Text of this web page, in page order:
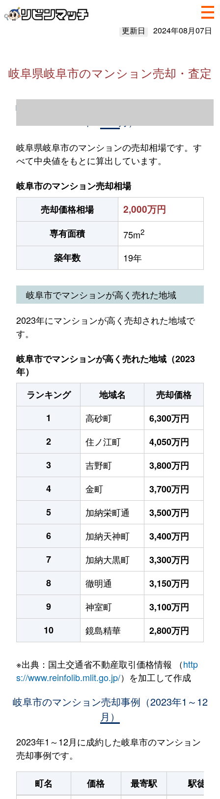
更新日 2024年08月07日
岐阜県岐阜市のマンション売却・査定
岐阜県岐阜市のマンション売却情報（2023
岐阜県岐阜市のマンションの売却相場です。す
べて中央値をもとに算出しています。
岐阜市のマンション売却相場
売却価格相場
2,000万円
専有面積 75m2
築年数 19年
岐阜市でマンションが高く売れた地域
2023年にマンションが高く売却された地域で
す。
岐阜市でマンションが高く売れた地域（2023
年）
ランキング
地域名
売却価格
1
高砂町
6,300万円
2
住ノ江町
4,050万円
3
吉野町
3,800万円
4
金町
3,700万円
5
加納栄町通
3,500万円
6
加納天神町
3,400万円
7
加納大黒町
3,300万円
8
徹明通
3,150万円
9
神室町
3,100万円
10
鏡島精華 2,800万円
※出典：国土交通省不動産取引価格情報 （http
s://www.reinfolib.mlit.go.jp/）を加工して作成
岐阜市のマンション売却事例（2023年1～12
月）
2023年1～12月に成約した岐阜市のマンション
売却事例です。
町名 価格 最寄駅
駅徒歩